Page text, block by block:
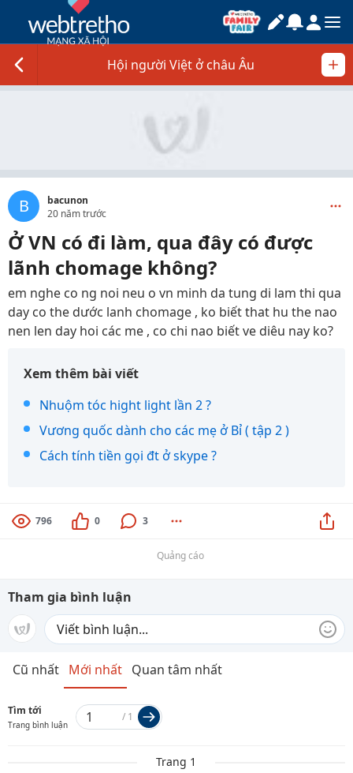
Hội người Việt ở châu Âu
B
bacunon
20 năm trước
Ở VN có đi làm, qua đây có được
lãnh chomage không?
em nghe co ng noi neu o vn minh da tung di lam thi qua
day co the dước lanh chomage , ko biết that hu the nao
nen len day hoi các me , co chi nao biết ve diêu nay ko?
Xem thêm bài viết
Nhuộm tóc hight light lần 2 ?
Vương quốc dành cho các mẹ ở Bỉ ( tập 2 )
Cách tính tiền gọi đt ở skype ?
796 0 3
Quảng cáo
Tham gia bình luận
Cũ nhất Mới nhất Quan tâm nhất
Tìm tới
Trang bình luận
/ 1
Trang 1